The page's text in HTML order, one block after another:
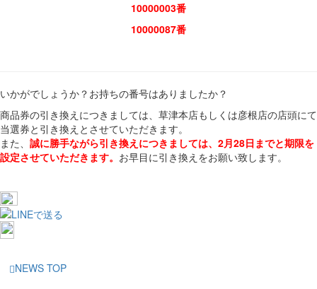
10000003番
10000087番
いかがでしょうか？お持ちの番号はありましたか？
商品券の引き換えにつきましては、草津本店もしくは彦根店の店頭にて
当選券と引き換えとさせていただきます。
また、 誠に勝手ながら引き換えにつきましては、2月28日までと期限を
設定させていただきます。 お早目に引き換えをお願い致します。
NEWS TOP